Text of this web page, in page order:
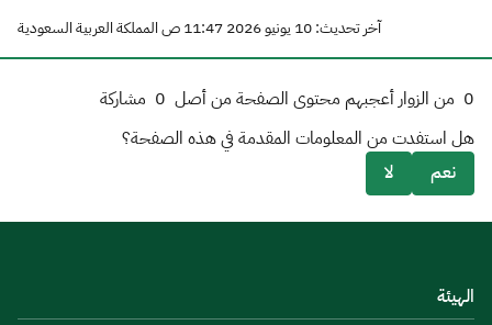
آخر تحديث: 10 يونيو 2026 11:47 ص المملكة العربية السعودية
0 من الزوار أعجبهم محتوى الصفحة من أصل 0 مشاركة
هل استفدت من المعلومات المقدمة في هذه الصفحة؟
نعم
لا
الهيئة